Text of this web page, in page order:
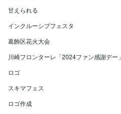
甘えられる
インクルーシブフェスタ
葛飾区花火大会
川崎フロンターレ「2024ファン感謝デー」
ロゴ
スキマフェス
ロゴ作成